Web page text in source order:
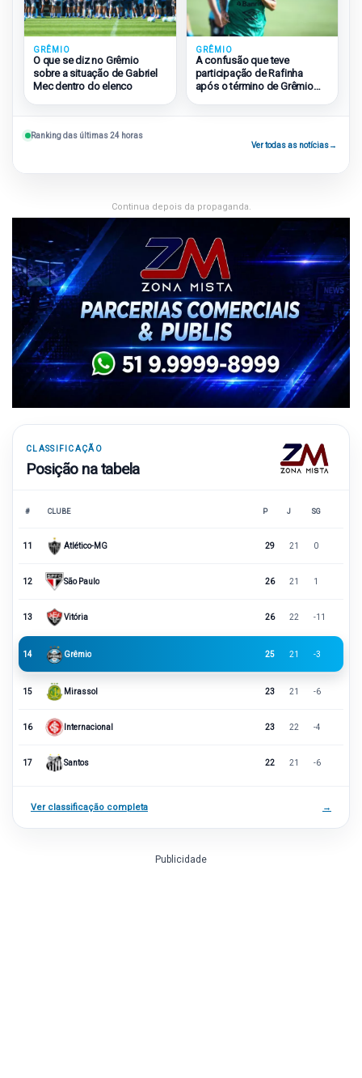
GRÊMIO
O que se diz no Grêmio
sobre a situação de Gabriel
Mec dentro do elenco
GRÊMIO
A confusão que teve
participação de Rafinha
após o término de Grêmio
Ranking das últimas 24 horas
Ver todas as notícias→
Continua depois da propaganda.
CLASSIFICAÇÃO
Posição na tabela
# CLUBE P J SG
11 Atlético-MG 29 21 0
12 São Paulo 26 21 1
13 Vitória 26 22 -11
14 Grêmio 25 21 -3
15 Mirassol 23 21 -6
16 Internacional 23 22 -4
17 Santos 22 21 -6
Ver classificação completa →
Publicidade